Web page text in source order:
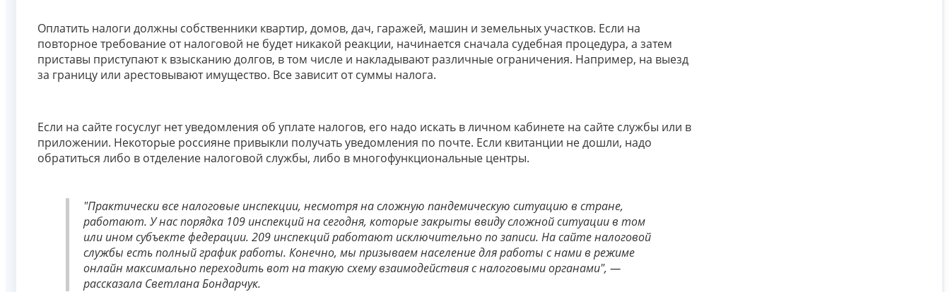
Оплатить налоги должны собственники квартир, домов, дач, гаражей, машин и земельных участков. Если на
повторное требование от налоговой не будет никакой реакции, начинается сначала судебная процедура, а затем
приставы приступают к взысканию долгов, в том числе и накладывают различные ограничения. Например, на выезд
за границу или арестовывают имущество. Все зависит от суммы налога.
Если на сайте госуслуг нет уведомления об уплате налогов, его надо искать в личном кабинете на сайте службы или в
приложении. Некоторые россияне привыкли получать уведомления по почте. Если квитанции не дошли, надо
обратиться либо в отделение налоговой службы, либо в многофункциональные центры.
"Практически все налоговые инспекции, несмотря на сложную пандемическую ситуацию в стране,
работают. У нас порядка 109 инспекций на сегодня, которые закрыты ввиду сложной ситуации в том
или ином субъекте федерации. 209 инспекций работают исключительно по записи. На сайте налоговой
службы есть полный график работы. Конечно, мы призываем население для работы с нами в режиме
онлайн максимально переходить вот на такую схему взаимодействия с налоговыми органами", —
рассказала Светлана Бондарчук.